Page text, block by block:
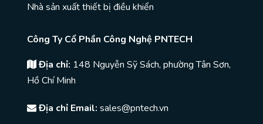
Nhà sản xuất thiết bị điều khiển
Công Ty Cổ Phần Công Nghệ PNTECH
Địa chỉ: 148 Nguyễn Sỹ Sách, phường Tân Sơn,
Hồ Chí Minh
Địa chỉ Email: sales@pntech.vn